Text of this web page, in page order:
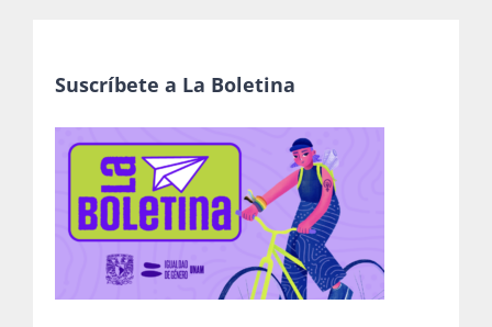
Suscríbete a La Boletina